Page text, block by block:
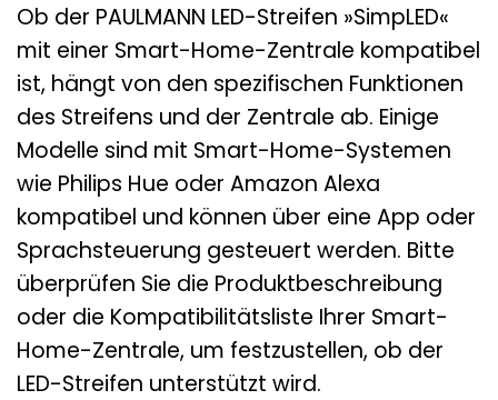
Ob der PAULMANN LED-Streifen »SimpLED«
mit einer Smart-Home-Zentrale kompatibel
ist, hängt von den spezifischen Funktionen
des Streifens und der Zentrale ab. Einige
Modelle sind mit Smart-Home-Systemen
wie Philips Hue oder Amazon Alexa
kompatibel und können über eine App oder
Sprachsteuerung gesteuert werden. Bitte
überprüfen Sie die Produktbeschreibung
oder die Kompatibilitätsliste Ihrer Smart-
Home-Zentrale, um festzustellen, ob der
LED-Streifen unterstützt wird.